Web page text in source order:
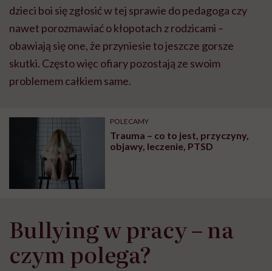
dzieci boi się zgłosić w tej sprawie do pedagoga czy
nawet porozmawiać o kłopotach z rodzicami –
obawiają się one, że przyniesie to jeszcze gorsze
skutki. Często więc ofiary pozostają ze swoim
problemem całkiem same.
POLECAMY
Trauma – co to jest, przyczyny,
objawy, leczenie, PTSD
Bullying w pracy – na
czym polega?